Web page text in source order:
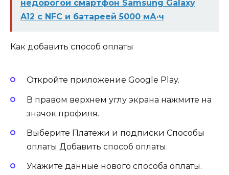
недорогой смартфон Samsung Galaxy
A12 с NFC и батареей 5000 мА·ч
Как добавить способ оплаты
Откройте приложение Google Play.
В правом верхнем углу экрана нажмите на
значок профиля.
Выберите Платежи и подписки Способы
оплаты Добавить способ оплаты.
Укажите данные нового способа оплаты.